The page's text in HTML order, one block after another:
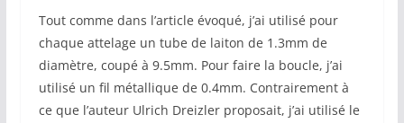
Tout comme dans l’article évoqué, j’ai utilisé pour
chaque attelage un tube de laiton de 1.3mm de
diamètre, coupé à 9.5mm. Pour faire la boucle, j’ai
utilisé un fil métallique de 0.4mm. Contrairement à
ce que l’auteur Ulrich Dreizler proposait, j’ai utilisé le